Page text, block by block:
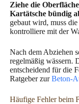
Ziehe die
Kartätsche bündig
gebaut wird, muss
kontrolliere mit der
Nach dem Abziehen
regelmäßig wässern.
entscheidend für die
Ratgeber zurBeton-
Häufige Fehler beim